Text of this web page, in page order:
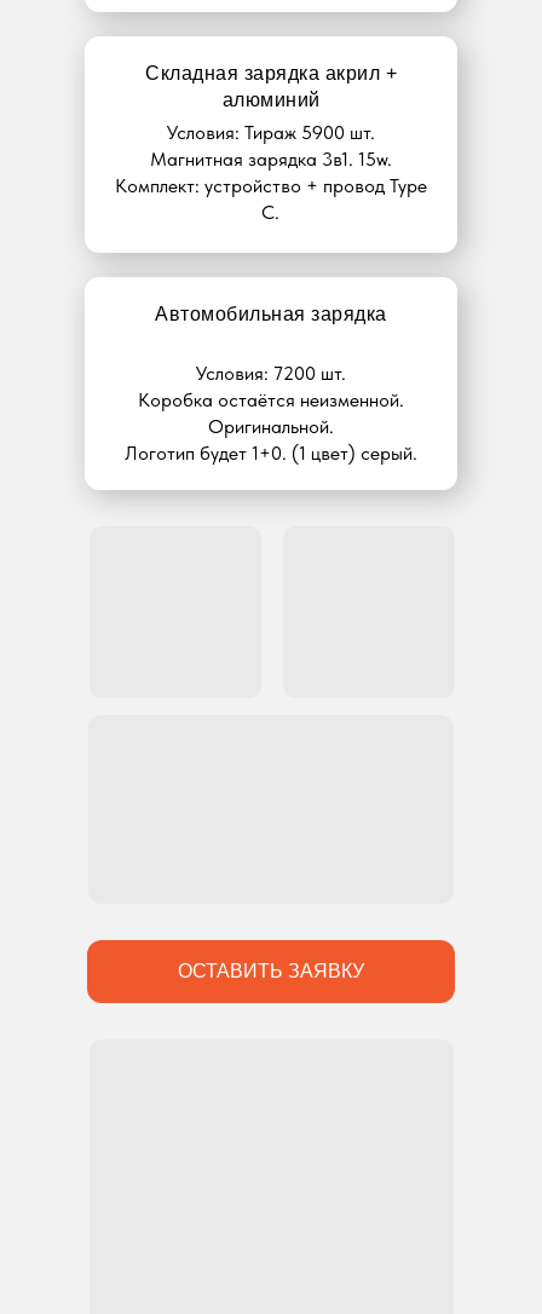
ОСТАВИТЬ ЗАЯВКУ
Складная зарядка акрил +
алюминий
Условия: Тираж 5900 шт.
Магнитная зарядка 3в1. 15w.
Комплект: устройство + провод Type
C.
Автомобильная зарядка
Условия: 7200 шт.
Коробка остаётся неизменной.
Оригинальной.
Логотип будет 1+0. (1 цвет) серый.